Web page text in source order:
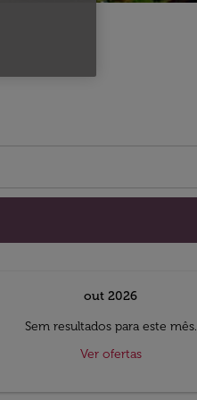
out 2026
Sem resultados para este mês.
Ver ofertas